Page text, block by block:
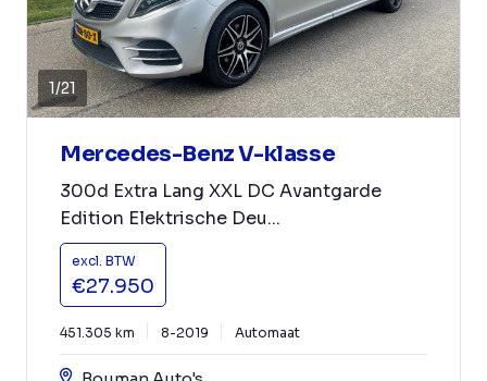
1/21
Mercedes-Benz V-klasse
300d Extra Lang XXL DC Avantgarde
Edition Elektrische Deu...
excl. BTW
€27.950
451.305 km 8-2019 Automaat